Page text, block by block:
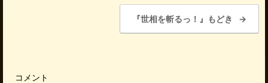
『世相を斬るっ！』もどき →
コメント